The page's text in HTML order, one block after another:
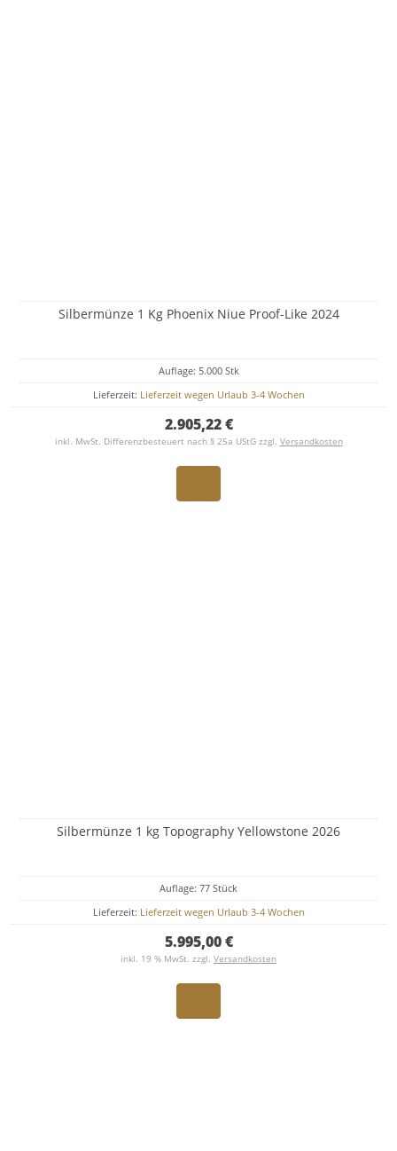
Silbermünze 1 Kg Phoenix Niue Proof-Like 2024
Auflage: 5.000 Stk
Lieferzeit: Lieferzeit wegen Urlaub 3-4 Wochen
2.905,22 €
inkl. MwSt. Differenzbesteuert nach § 25a UStG zzgl. Versandkosten
Silbermünze 1 kg Topography Yellowstone 2026
Auflage: 77 Stück
Lieferzeit: Lieferzeit wegen Urlaub 3-4 Wochen
5.995,00 €
inkl. 19 % MwSt. zzgl. Versandkosten